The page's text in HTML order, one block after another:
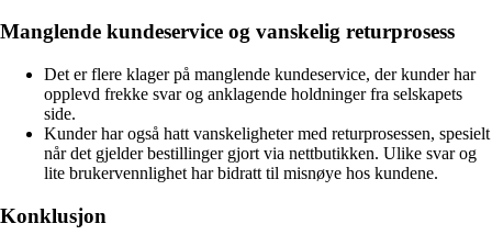
Manglende kundeservice og vanskelig returprosess
Det er flere klager på manglende kundeservice, der kunder har
opplevd frekke svar og anklagende holdninger fra selskapets
side.
Kunder har også hatt vanskeligheter med returprosessen, spesielt
når det gjelder bestillinger gjort via nettbutikken. Ulike svar og
lite brukervennlighet har bidratt til misnøye hos kundene.
Konklusjon